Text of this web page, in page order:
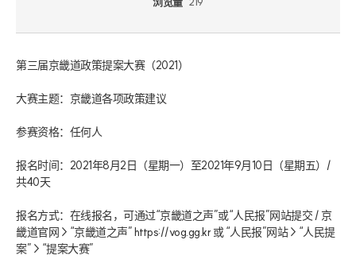
第三届京畿道政策提案大赛（2021）
大赛主题：京畿道各项政策建议
参赛资格：任何人
报名时间：2021年8月2日（星期一）至2021年9月10日（星期五）/
共40天
报名方式：在线报名，可通过“京畿道之声”或“人民报”网站提交 / 京
畿道官网 > “京畿道之声” https://vog.gg.kr 或 “人民报”网站 > “人民提
案” > “提案大赛”